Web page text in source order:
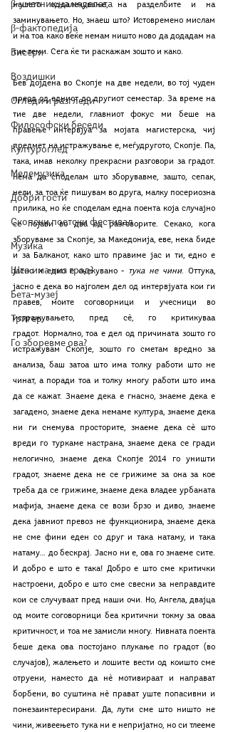
β-уметник на неделата
β-фактопедија
Бисери
Воздишки
Огледи и разгледи
Философски беседи
Културоглед
Мелемузика
Добри гости
Скопски поетски фестивал
Музика
Што има низ град?
Бета-музеј
Тригер
Го зборевме ова?
нашето оддалечување, на разделбите и на
заминувањето. Но, знаеш што? Истовремено мислам
и на тоа како веќе немам ништо ново да додадам на
тие теми. Сега ќе ти раскажам зошто и како.
Бев дојдена во Скопје на две недели, во тој чуден
преод од едниот до другиот семестар. За време на
тие две недели, главниот фокус ми беше на
правење интервјуа за мојата магистерска, чиј
предмет на истражување е, меѓудругото, Скопје. Па,
така, имав неколку прекрасни разговори за градот.
Нема да споделам што зборувавме, зашто, сепак,
нели, за тоа ќе пишувам во друга, малку посериозна
прилика, но ќе споделам една поента која случајно
се појави во два од разговорите. Секако, кога
зборуваме за Скопје, за Македонија, еве, нека биде
и за Балканот, како што правиме јас и ти, едно е
јасно и едно е очекувано - тука не чини. Оттука,
јасно е дека во најголем дел од интервјуата кои ги
правев, моите соговорници и учесници во
истражувањето, пред сѐ, го критикуваа
градот. Нормално, тоа е дел од причината зошто го
истражувам Скопје, зошто го сметам вредно за
анализа, баш затоа што има толку работи што не
чинат, а поради тоа и толку многу работи што има
да се кажат. Знаеме дека е гнасно, знаеме дека е
загадено, знаеме дека немаме култура, знаеме дека
ни ги снемува просторите, знаеме дека сѐ што
вреди го туркаме настрана, знаеме дека се гради
нелогично, знаеме дека Скопје 2014 го уништи
градот, знаеме дека не се грижиме за она за кое
треба да се грижиме, знаеме дека владее урбаната
мафија, знаеме дека се вози брзо и диво, знаеме
дека јавниот превоз не функционира, знаеме дека
не сме фини еден со друг и така натаму, и така
натаму… до бескрај. Јасно ни е, ова го знаеме сите.
И добро е што е така! Добро е што сме критички
настроени, добро е што сме свесни за неправдите
кои се случуваат пред наши очи. Но, Ангела, двајца
од моите соговорници беа критични токму за оваа
критичност, и тоа ме замисли многу. Нивната поента
беше дека ова постојано плукање по градот (во
случајов), жалењето и лошите вести од коишто сме
отруени, наместо да нѐ мотивираат и направат
борбени, во суштина нѐ прават уште попасивни и
понезаинтересирани. Да, лути сме што ништо не
чини, живеењето тука ни е непријатно, но си тлееме